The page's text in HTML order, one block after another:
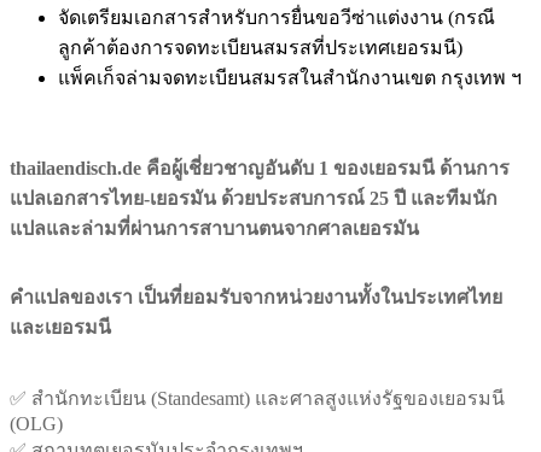
จัดเตรียมเอกสารสำหรับการยื่นขอวีซ่าแต่งงาน (กรณี
ลูกค้าต้องการจดทะเบียนสมรสที่ประเทศเยอรมนี)
แพ็คเก็จล่ามจดทะเบียนสมรสในสำนักงานเขต กรุงเทพ ฯ
thailaendisch.de คือผู้เชี่ยวชาญอันดับ 1 ของเยอรมนี ด้านการ
แปลเอกสารไทย-เยอรมัน ด้วยประสบการณ์ 25 ปี และทีมนัก
แปลและล่ามที่ผ่านการสาบานตนจากศาลเยอรมัน
คำแปลของเรา เป็นที่ยอมรับจากหน่วยงานทั้งในประเทศไทย
และเยอรมนี
✅ สำนักทะเบียน (Standesamt) และศาลสูงแห่งรัฐของเยอรมนี
(OLG)